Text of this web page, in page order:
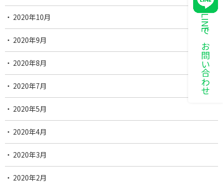
LINEでお問い合わせ
2020年10月
2020年9月
2020年8月
2020年7月
2020年5月
2020年4月
2020年3月
2020年2月